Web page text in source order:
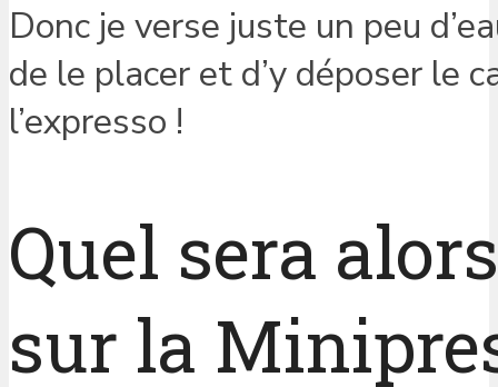
Donc je verse juste un peu
de le placer et d’y déposer le
l’expresso !
Quel sera
sur la